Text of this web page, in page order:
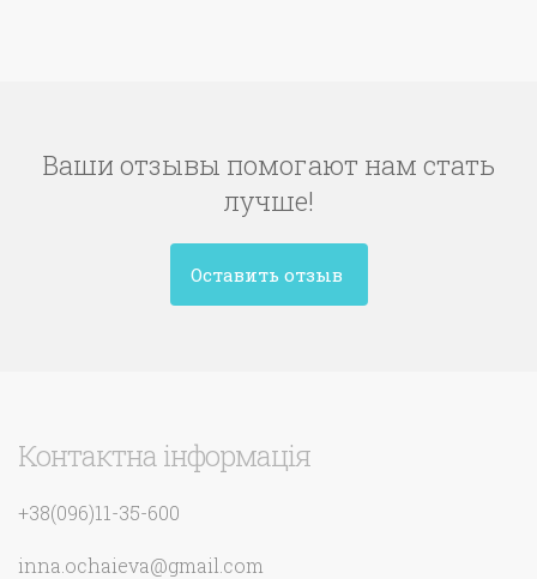
Ваши отзывы помогают нам стать
лучше!
Оставить отзыв
Контактна інформація
+38(096)11-35-600
inna.ochaieva@gmail.com